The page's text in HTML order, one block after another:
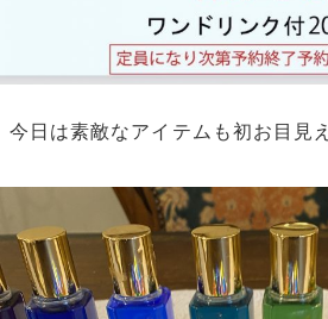
今日は素敵なアイテムも初お目見え